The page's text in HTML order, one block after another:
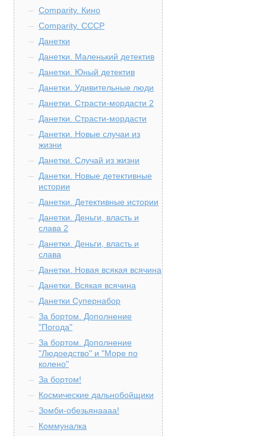
Comparity. Кино
Comparity. СССР
Данетки
Данетки. Маленький детектив
Данетки. Юный детектив
Данетки. Удивительные люди
Данетки. Страсти-мордасти 2
Данетки. Страсти-мордасти
Данетки. Новые случаи из
жизни
Данетки. Случай из жизни
Данетки. Новые детективные
истории
Данетки. Детективные истории
Данетки. Деньги, власть и
слава 2
Данетки. Деньги, власть и
слава
Данетки. Новая всякая всячина
Данетки. Всякая всячина
Данетки Супернабор
За бортом. Дополнение
"Погода"
За бортом. Дополнение
"Людоедство" и "Море по
колено"
За бортом!
Космические дальнобойщики
Зомби-обезьянаааа!
Коммуналка